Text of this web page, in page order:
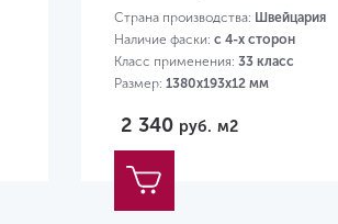
Страна производства: Швейцария
Наличие фаски: с 4-х сторон
Класс применения: 33 класс
Размер: 1380х193х12 мм
2 340 руб. м2